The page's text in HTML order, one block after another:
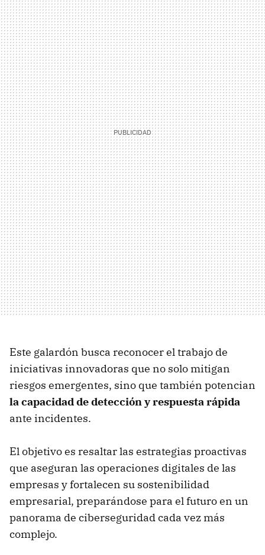
Este galardón busca reconocer el trabajo de
iniciativas innovadoras que no solo mitigan
riesgos emergentes, sino que también potencian
la capacidad de detección y respuesta rápida
ante incidentes.
El objetivo es resaltar las estrategias proactivas
que aseguran las operaciones digitales de las
empresas y fortalecen su sostenibilidad
empresarial, preparándose para el futuro en un
panorama de ciberseguridad cada vez más
complejo.